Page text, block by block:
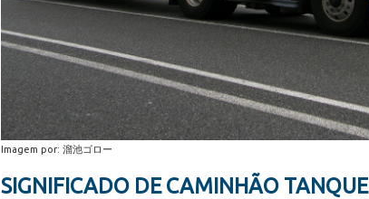
Imagem por: 溜池ゴロー
SIGNIFICADO DE CAMINHÃO TANQUE